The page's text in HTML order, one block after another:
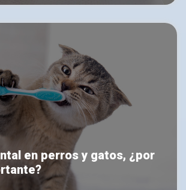
en perros y gatos, ¿por